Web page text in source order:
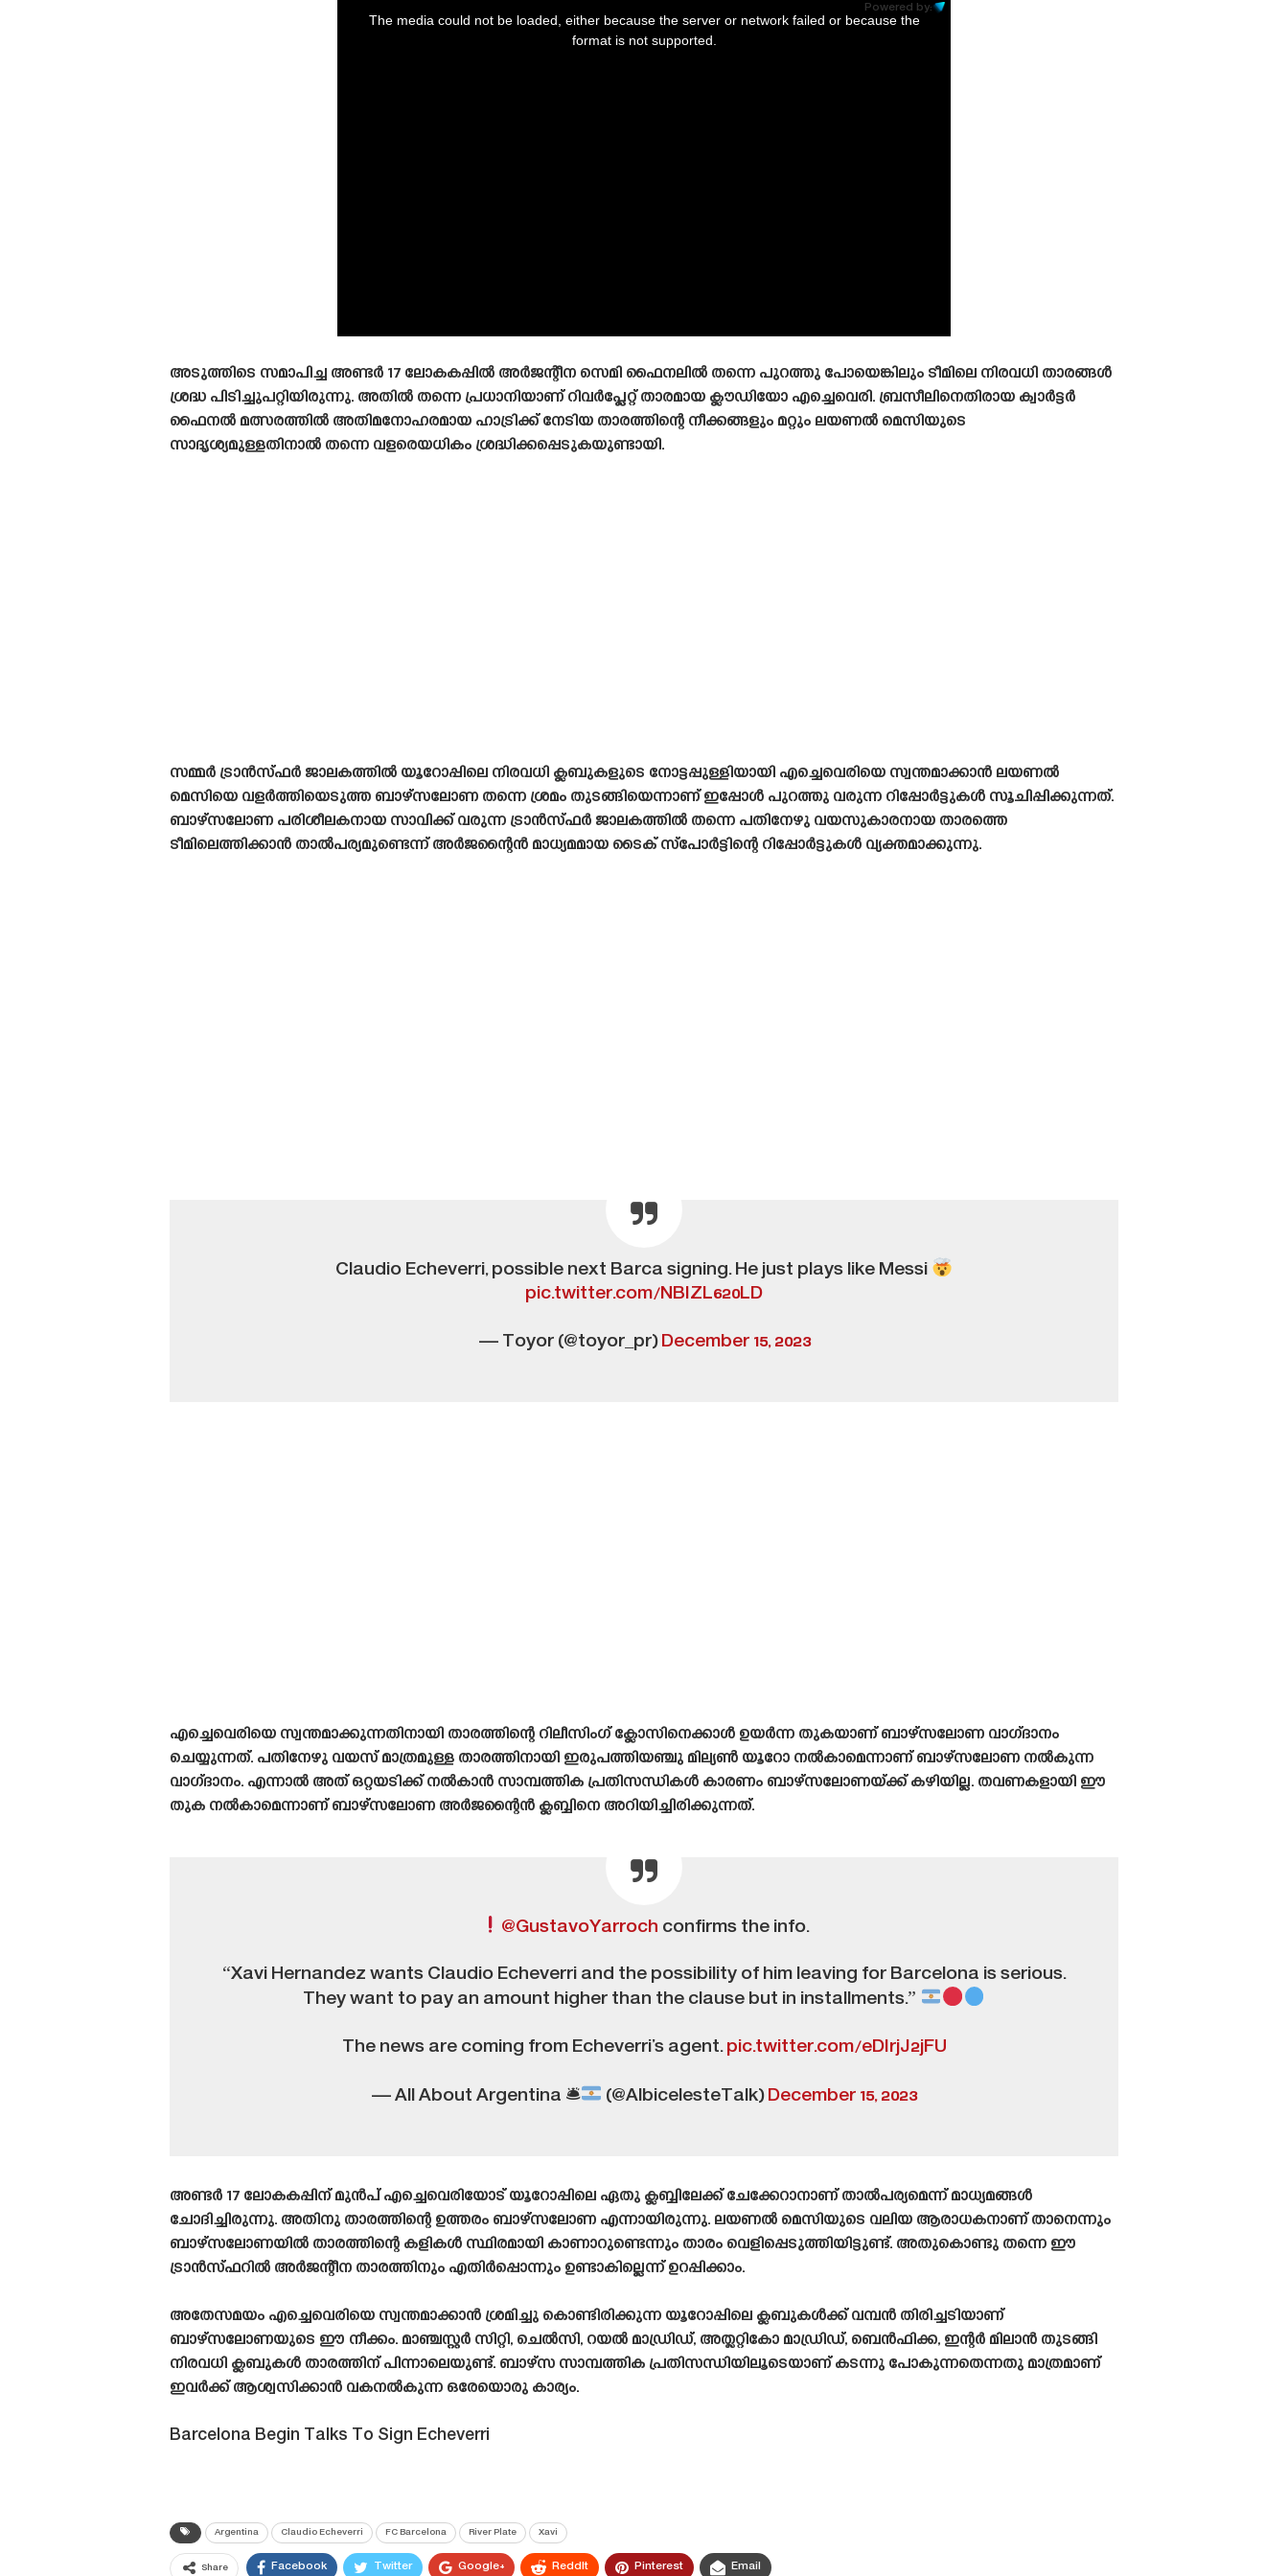
Powered by:
The media could not be loaded, either because the server or network failed or because the
format is not supported.
അടുത്തിടെ സമാപിച്ച അണ്ടർ 17 ലോകകപ്പിൽ അർജന്റീന സെമി ഫൈനലിൽ തന്നെ പുറത്തു പോയെങ്കിലും ടീമിലെ നിരവധി താരങ്ങൾ
ശ്രദ്ധ പിടിച്ചുപറ്റിയിരുന്നു. അതിൽ തന്നെ പ്രധാനിയാണ് റിവർപ്ലേറ്റ് താരമായ ക്ലൗഡിയോ എച്ചെവെരി. ബ്രസീലിനെതിരായ ക്വാർട്ടർ
ഫൈനൽ മത്സരത്തിൽ അതിമനോഹരമായ ഹാട്രിക്ക് നേടിയ താരത്തിന്റെ നീക്കങ്ങളും മറ്റും ലയണൽ മെസിയുടെ
സാദൃശ്യമുള്ളതിനാൽ തന്നെ വളരെയധികം ശ്രദ്ധിക്കപ്പെടുകയുണ്ടായി.
സമ്മർ ട്രാൻസ്‌ഫർ ജാലകത്തിൽ യൂറോപ്പിലെ നിരവധി ക്ലബുകളുടെ നോട്ടപ്പുള്ളിയായി എച്ചെവെരിയെ സ്വന്തമാക്കാൻ ലയണൽ
മെസിയെ വളർത്തിയെടുത്ത ബാഴ്‌സലോണ തന്നെ ശ്രമം തുടങ്ങിയെന്നാണ് ഇപ്പോൾ പുറത്തു വരുന്ന റിപ്പോർട്ടുകൾ സൂചിപ്പിക്കുന്നത്.
ബാഴ്‌സലോണ പരിശീലകനായ സാവിക്ക് വരുന്ന ട്രാൻസ്‌ഫർ ജാലകത്തിൽ തന്നെ പതിനേഴു വയസുകാരനായ താരത്തെ
ടീമിലെത്തിക്കാൻ താൽപര്യമുണ്ടെന്ന് അർജന്റൈൻ മാധ്യമമായ ടൈക് സ്പോർട്ടിന്റെ റിപ്പോർട്ടുകൾ വ്യക്തമാക്കുന്നു.
Claudio Echeverri, possible next Barca signing. He just plays like Messi
pic.twitter.com/NBIZL620LD
— Toyor (@toyor_pr)December 15, 2023
എച്ചെവെരിയെ സ്വന്തമാക്കുന്നതിനായി താരത്തിന്റെ റിലീസിംഗ് ക്ലോസിനെക്കാൾ ഉയർന്ന തുകയാണ് ബാഴ്‌സലോണ വാഗ്‌ദാനം
ചെയ്യുന്നത്. പതിനേഴു വയസ് മാത്രമുള്ള താരത്തിനായി ഇരുപത്തിയഞ്ചു മില്യൺ യൂറോ നൽകാമെന്നാണ് ബാഴ്‌സലോണ നൽകുന്ന
വാഗ്‌ദാനം. എന്നാൽ അത് ഒറ്റയടിക്ക് നൽകാൻ സാമ്പത്തിക പ്രതിസന്ധികൾ കാരണം ബാഴ്‌സലോണയ്ക്ക് കഴിയില്ല. തവണകളായി ഈ
തുക നൽകാമെന്നാണ് ബാഴ്‌സലോണ അർജന്റൈൻ ക്ലബ്ബിനെ അറിയിച്ചിരിക്കുന്നത്.
@GustavoYarroch confirms the info.
“Xavi Hernandez wants Claudio Echeverri and the possibility of him leaving for Barcelona is serious.
They want to pay an amount higher than the clause but in installments.”
The news are coming from Echeverri’s agent.pic.twitter.com/eDIrjJ2jFU
— All About Argentina 🛎 (@AlbicelesteTalk)December 15, 2023
അണ്ടർ 17 ലോകകപ്പിന് മുൻപ് എച്ചെവെരിയോട് യൂറോപ്പിലെ ഏതു ക്ലബ്ബിലേക്ക് ചേക്കേറാനാണ് താൽപര്യമെന്ന് മാധ്യമങ്ങൾ
ചോദിച്ചിരുന്നു. അതിനു താരത്തിന്റെ ഉത്തരം ബാഴ്‌സലോണ എന്നായിരുന്നു. ലയണൽ മെസിയുടെ വലിയ ആരാധകനാണ് താനെന്നും
ബാഴ്‌സലോണയിൽ താരത്തിന്റെ കളികൾ സ്ഥിരമായി കാണാറുണ്ടെന്നും താരം വെളിപ്പെടുത്തിയിട്ടുണ്ട്. അതുകൊണ്ടു തന്നെ ഈ
ട്രാൻസ്‌ഫറിൽ അർജന്റീന താരത്തിനും എതിർപ്പൊന്നും ഉണ്ടാകില്ലെന്ന് ഉറപ്പിക്കാം.
അതേസമയം എച്ചെവെരിയെ സ്വന്തമാക്കാൻ ശ്രമിച്ചു കൊണ്ടിരിക്കുന്ന യൂറോപ്പിലെ ക്ലബുകൾക്ക് വമ്പൻ തിരിച്ചടിയാണ്
ബാഴ്‌സലോണയുടെ ഈ നീക്കം. മാഞ്ചസ്റ്റർ സിറ്റി, ചെൽസി, റയൽ മാഡ്രിഡ്, അത്ലറ്റികോ മാഡ്രിഡ്, ബെൻഫിക്ക, ഇന്റർ മിലാൻ തുടങ്ങി
നിരവധി ക്ലബുകൾ താരത്തിന് പിന്നാലെയുണ്ട്. ബാഴ്‌സ സാമ്പത്തിക പ്രതിസന്ധിയിലൂടെയാണ് കടന്നു പോകുന്നതെന്നതു മാത്രമാണ്
ഇവർക്ക് ആശ്വസിക്കാൻ വകനൽകുന്ന ഒരേയൊരു കാര്യം.
Barcelona Begin Talks To Sign Echeverri
Argentina Claudio Echeverri FC Barcelona River Plate Xavi
Share Facebook Twitter Google+ ReddIt Pinterest Email